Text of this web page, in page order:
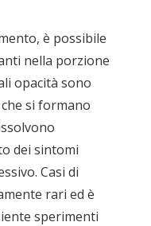
è possibile
nella porzione
opacità sono
si formano
dei sintomi
Casi di
rari ed è
sperimenti